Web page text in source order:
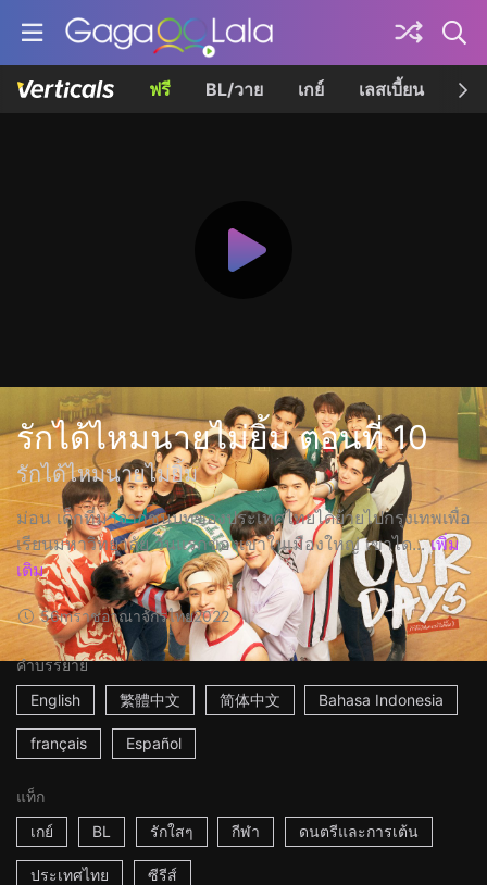
ฟรี BL/วาย เกย์ เลสเบี้ยน เค
รักได้ไหมนายไม่ยิ้ม ตอนที่ 10
รักได้ไหมนายไม่ยิ้ม
ม่อน เด็กที่มาจากชนบทของประเทศไทยได้ย้ายไปกรุงเทพเพื่อ
เรียนมหาวิทยาลัย วันแรกของเขาในเมืองใหญ่ เขาได... เพิ่ม
เติม
56mราชอาณาจักรไทย2022
คำบรรยาย
English
繁體中文 简体中文 Bahasa Indonesia
français Español
แท็ก
เกย์
BL รักใสๆ กีฬา ดนตรีและการเต้น
ประเทศไทย ซีรีส์